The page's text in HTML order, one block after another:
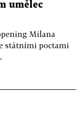
umělec
Milana
státními poctami